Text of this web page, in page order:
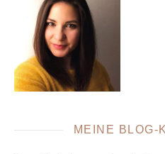
MEINE BLOG-